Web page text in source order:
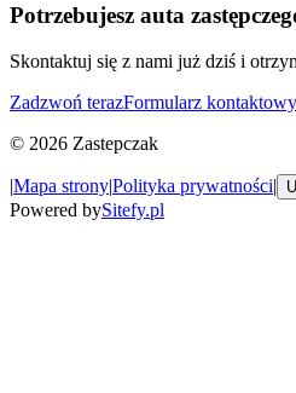
Potrzebujesz auta
Skontaktuj się z nami już dziś i
Zadzwoń terazFormularz kontaktowy
© 2026 Zastepczak
|Mapa strony|Polityka prywatności|
Powered bySitefy.pl